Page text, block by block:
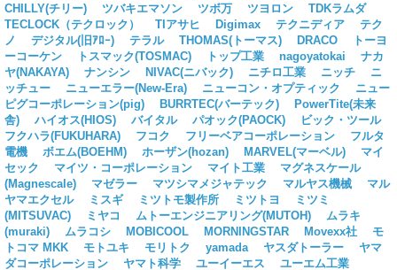
CHILLY(チリー)
ツバキエマソン ツボ万 ツヨロン
TDKラムダ
TECLOCK（テクロック）
TIアサヒ Digimax テクニディア
テク
ノ
デジタル(旧ｱﾛｰ) テラル THOMAS(トーマス) DRACO
トーヨ
ーコーケン
トスマック(TOSMAC) トップ工業 nagoyatokai
ナカ
ヤ(NAKAYA)
ナンシン NIVAC(ニバック) ニチロ工業 ニッチ
ニ
ッチュー
ニューエラー(New-Era) ニューコン・オプティック
ニュー
ピグコーポレーション(pig)
BURRTEC(バーテック)
PowerTite(未来
舎)
ハイオス(HIOS) バイタル パオック(PAOCK)
ビック・ツール
フクハラ(FUKUHARA)
フコク フリーベアコーポレーション
フルタ
電機
ボエム(BOEHM) ホーザン(hozan) MARVEL(マーベル)
マイ
セック
マイツ・コーポレーション マイト工業
マグネスケール
(Magnescale)
マゼラー マツシマメジャテック マルヤス機械
マル
ヤマエクセル
ミスギ ミツトモ製作所 ミツトヨ
ミツミ
(MITSUVAC)
ミヤコ ムトーエンジニアリング(MUTOH)
ムラキ
(muraki)
ムラコシ MOBICOOL MORNINGSTAR Movexx社
モ
トコマ MKK
モトユキ モリトク yamada ヤスダトーラー
ヤマ
ダコーポレーション
ヤマト科学 ユーイーエス ユーエム工業